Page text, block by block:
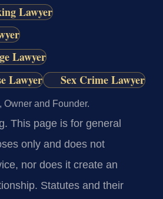
Lawyer
Lawyer
Lawyer
Sex Crime Lawyer
Owner and Founder.
This page is for general
only and does not
nor does it create an
Statutes and their